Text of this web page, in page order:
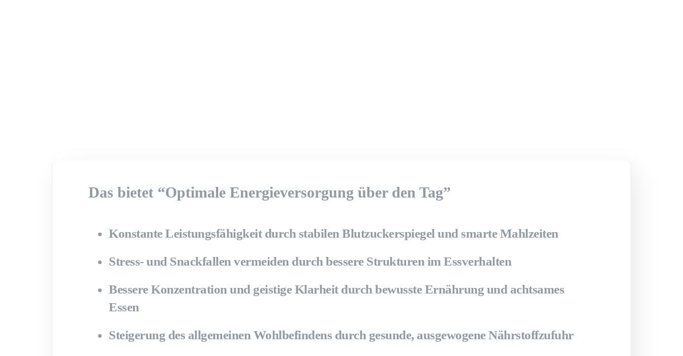
Das bietet “Optimale Energieversorgung über den Tag”
Konstante Leistungsfähigkeitdurch stabilen Blutzuckerspiegel und smarte Mahlzeiten
Stress- und Snackfallen vermeiden durch bessere Strukturen im Essverhalten
Bessere Konzentration und geistige Klarheitdurch bewusste Ernährung und achtsames
Essen
Steigerung des allgemeinen Wohlbefindens durch gesunde, ausgewogene Nährstoffzufuhr